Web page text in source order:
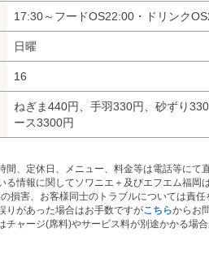
17:30～フードOS22:00・ドリンク
日曜
16
ねぎま440円、手羽330円、砂ずり
ース3300円
間、定休日、メニュー、料金等は電話等にて
る情報に関してソワニエ＋及びエフエム福
損害、お客様同士のトラブルについては責
りがあった場合はお手数ですがこちらからお
チャージ(席料)やサービス料が別途かかる場